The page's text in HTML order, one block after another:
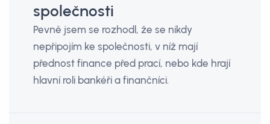
společnosti
Pevně jsem se rozhodl, že se nikdy
nepřipojím ke společnosti, v níž mají
přednost finance před prací, nebo kde hrají
hlavní roli bankéři a finančníci.